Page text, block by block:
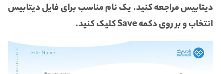
دیتابیس مراجعه کنید. یک نام مناسب برای فایل دیتابیس
انتخاب و بر روی دکمه Save کلیک کنید.